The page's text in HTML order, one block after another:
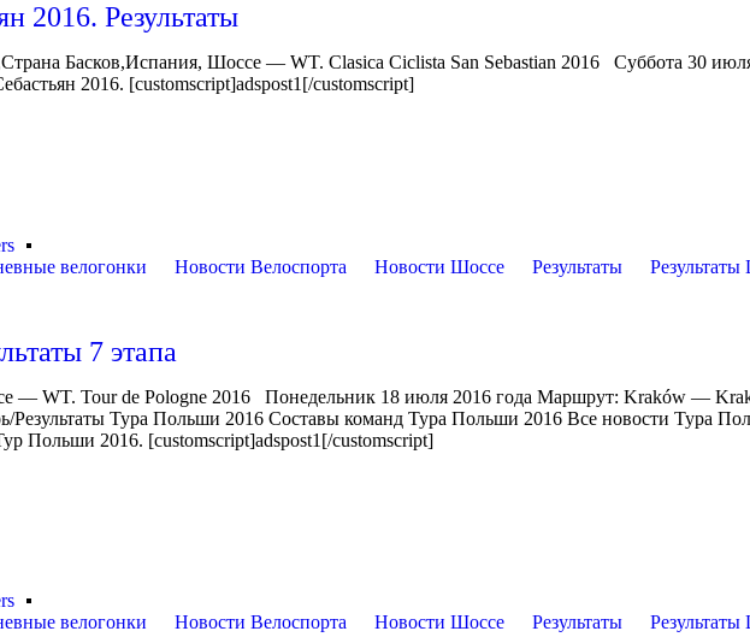
2016. Результаты
Басков,Испания, Шоссе — WT. Clasica Ciclista San Sebastian 2016 Суббота 30
2016. [customscript]adspost1[/customscript]
велогонки Новости Велоспорта Новости Шоссе Результаты
7 этапа
— WT. Tour de Pologne 2016 Понедельник 18 июля 2016 года Маршрут: Kraków —
Тура Польши 2016 Составы команд Тура Польши 2016 Все новости Тура
Польши 2016. [customscript]adspost1[/customscript]
велогонки Новости Велоспорта Новости Шоссе Результаты